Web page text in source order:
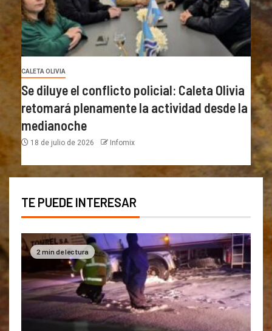
CALETA OLIVIA
Se diluye el conflicto policial: Caleta Olivia
retomará plenamente la actividad desde la
medianoche
18 de julio de 2026 Infomix
TE PUEDE INTERESAR
2 min de lectura